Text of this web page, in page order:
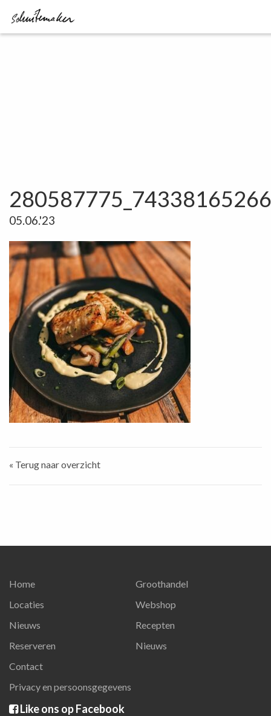
05.06.'23
« Terug naar overzicht
Home
Locaties
Nieuws
Reserveren
Contact
Privacy en persoonsgegevens
Groothandel
Webshop
Recepten
Nieuws
Like ons op Facebook